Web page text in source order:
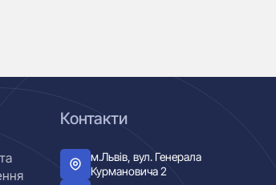
Контакти
м.Львів, вул. Генерала
Курмановича 2